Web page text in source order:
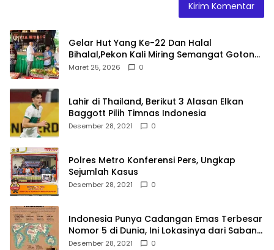
Gelar Hut Yang Ke-22 Dan Halal
Bihalal,Pekon Kali Miring Semangat Gotong
Royong
Maret 25, 2026 0
Lahir di Thailand, Berikut 3 Alasan Elkan
Baggott Pilih Timnas Indonesia
Desember 28, 2021 0
Polres Metro Konferensi Pers, Ungkap
Sejumlah Kasus
Desember 28, 2021 0
Indonesia Punya Cadangan Emas Terbesar
Nomor 5 di Dunia, Ini Lokasinya dari Sabang
hingga Merauke
Desember 28, 2021 0